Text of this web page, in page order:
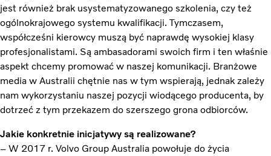
jest również brak usystematyzowanego szkolenia, czy też
ogólnokrajowego systemu kwalifikacji. Tymczasem,
współcześni kierowcy muszą być naprawdę wysokiej klasy
profesjonalistami. Są ambasadorami swoich firm i ten właśnie
aspekt chcemy promować w naszej komunikacji. Branżowe
media w Australii chętnie nas w tym wspierają, jednak zależy
nam wykorzystaniu naszej pozycji wiodącego producenta, by
dotrzeć z tym przekazem do szerszego grona odbiorców.
Jakie konkretnie inicjatywy są realizowane?
– W 2017 r. Volvo Group Australia powołuje do życia